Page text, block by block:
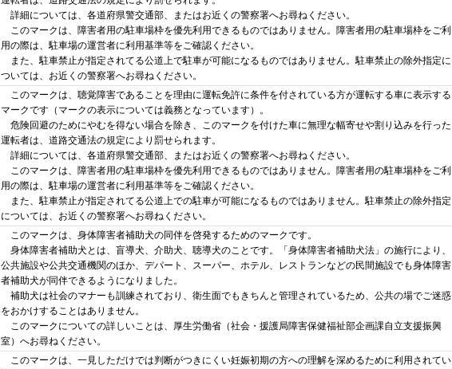
詳細については、各道府県警交通部、またはお近くの警察署へお尋ねください。
このマークは、障害者用の駐車場枠を優先利用できるものではありません。障害者用の駐車場枠をご利
用の際は、駐車場の運営者に利用基準等をご確認ください。
また、駐車禁止が指定されてる公道上で駐車が可能になるものではありません。駐車禁止の除外指定に
ついては、お近くの警察署へお尋ねください。
このマークは、聴覚障害であることを理由に運転免許に条件を付されている方が運転する車に表示する
マークです（マークの表示については義務となっています）。
危険回避のためにやむを得ない場合を除き、このマークを付けた車に無理な幅寄せや割り込みを行った
運転者は、道路交通法の規定により罰せられます。
詳細については、各道府県警交通部、またはお近くの警察署へお尋ねください。
このマークは、障害者用の駐車場枠を優先利用できるものではありません。障害者用の駐車場枠をご利
用の際は、駐車場の運営者に利用基準等をご確認ください。
また、駐車禁止が指定されてる公道上での駐車が可能になるものではありません。駐車禁止の除外指定
については、お近くの警察署へお尋ねください。
このマークは、身体障害者補助犬の同伴を啓発するためのマークです。
身体障害者補助犬とは、盲導犬、介助犬、聴導犬のことです。「身体障害者補助犬法」の施行により、
公共施設や公共交通機関のほか、デパート、スーパー、ホテル、レストランなどの民間施設でも身体障害
者補助犬が同伴できるようになりました。
補助犬は社会のマナーも訓練されており、衛生面でもきちんと管理されているため、公共の場でご迷惑
をおかけすることはありません。
このマークについての詳しいことは、厚生労働省（社会・援護局障害保健福祉部企画課自立支援振興
室）へお尋ねください。
このマークは、一見しただけでは判断がつきにくい妊娠初期の方への理解を深めるために利用されてい